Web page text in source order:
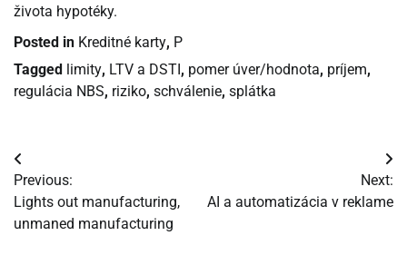
života hypotéky.
Posted in Kreditné karty, P
Tagged
limity, LTV a DSTI , pomer úver/hodnota, príjem,
regulácia NBS, riziko, schválenie, splátka
Navigácia
v
článku
Previous:
Lights out manufacturing,
unmaned manufacturing
Next:
AI a automatizácia v reklame